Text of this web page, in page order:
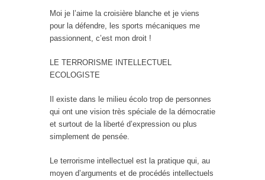
Moi je l’aime la croisière blanche et je viens
pour la défendre, les sports mécaniques me
passionnent, c’est mon droit !
LE TERRORISME INTELLECTUEL
ECOLOGISTE
Il existe dans le milieu écolo trop de personnes
qui ont une vision très spéciale de la démocratie
et surtout de la liberté d’expression ou plus
simplement de pensée.
Le terrorisme intellectuel est la pratique qui, au
moyen d’arguments et de procédés intellectuels